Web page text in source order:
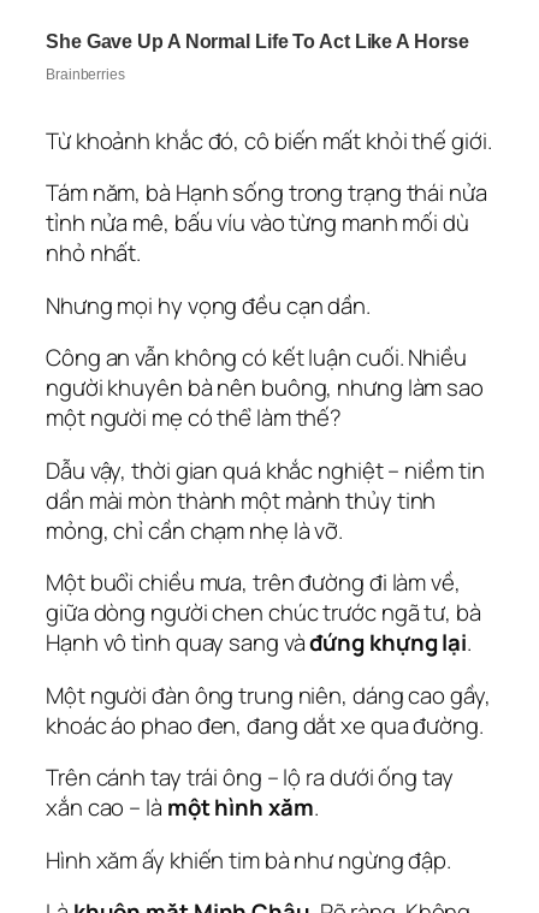
Từ khoảnh khắc đó, cô biến mất khỏi thế giới.
Tám năm, bà Hạnh sống trong trạng thái nửa
tỉnh nửa mê, bấu víu vào từng manh mối dù
nhỏ nhất.
Nhưng mọi hy vọng đều cạn dần.
Công an vẫn không có kết luận cuối. Nhiều
người khuyên bà nên buông, nhưng làm sao
một người mẹ có thể làm thế?
Dẫu vậy, thời gian quá khắc nghiệt – niềm tin
dần mài mòn thành một mảnh thủy tinh
mỏng, chỉ cần chạm nhẹ là vỡ.
Một buổi chiều mưa, trên đường đi làm về,
giữa dòng người chen chúc trước ngã tư, bà
Hạnh vô tình quay sang vàđứng khựng lại.
Một người đàn ông trung niên, dáng cao gầy,
khoác áo phao đen, đang dắt xe qua đường.
Trên cánh tay trái ông – lộ ra dưới ống tay
xắn cao – là một hình xăm.
Hình xăm ấy khiến tim bà như ngừng đập.